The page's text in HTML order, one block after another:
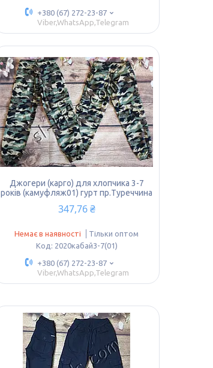
+380 (67) 272-23-87
Viber,WhatsApp,Telegram
Джогери (карго) для хлопчика 3-7
років (камуфляж01) гурт пр.Туреччина
347,76 ₴
Немає в наявності
Тільки оптом
2020кабай3-7(01)
+380 (67) 272-23-87
Viber,WhatsApp,Telegram